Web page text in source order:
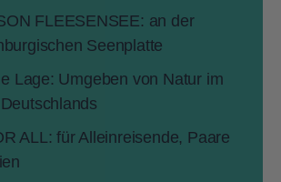
FLEESENSEE: an der
Seenplatte
Lage: Umgeben von Natur im
ALL: für Alleinreisende, Paare